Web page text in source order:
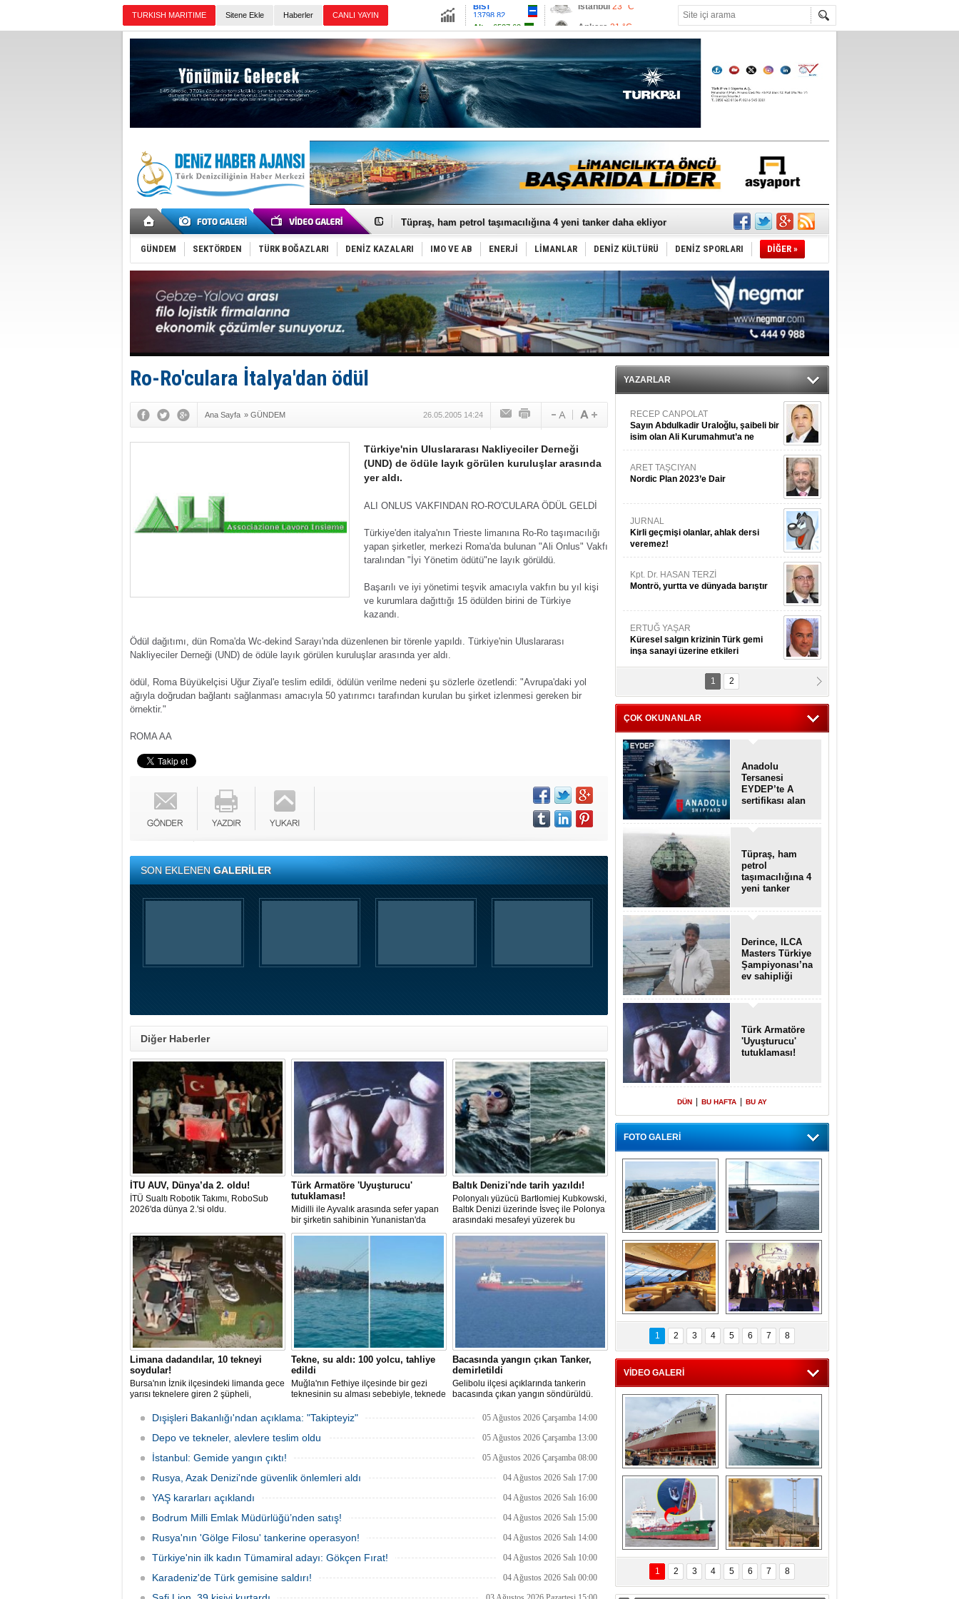
TURKISH MARITIME Sitene Ekle Haberler CANLI YAYIN
Altın6527.62
Euro54.9897 Antalya25 °C
Muğla 24 °C
Çanakkale 22 °C
Anadolu Tersanesi EYDEP’te A sertifikası alan ilk tersane oldu
Tüpraş, ham petrol taşımacılığına 4 yeni tanker daha ekliyor
İTU AUV, Dünya’da 2. oldu!
LNG taşımacılığında maliyetler katlandı
PROYAD, yat mürettebatı için yurt dışı harcı için düzenleme istiyor
Türkiye-Irak enerji hattında yeni dönem başlıyor
Türk Armatöre 'Uyuşturucu' tutuklaması!
Deniz turizminde yeni ‘Ceza Rejimi’!
DÖDER, 28. Dönem Yönetim Kurulu Başkanını seçti!
Fairline, Türkiye’de ‘SoleMarin’i seçti
Baltık Denizi'nde tarih yazıldı!
Runit kubbesi okyanusun derinliklerinde halkı tehdit ediyor
GÜNDEM SEKTÖRDEN TÜRK BOĞAZLARI DENİZ KAZALARI IMO VE AB ENERJİ LİMANLAR DENİZ KÜLTÜRÜ DENİZ SPORLARI DİĞER »
Ro-Ro'culara İtalya'dan ödül
Ana Sayfa » GÜNDEM 26.05.2005 14:24
Türkiye'nin Uluslararası Nakliyeciler Derneği
(UND) de ödüle layık görülen kuruluşlar arasında
yer aldı.
ALI ONLUS VAKFINDAN RO-RO'CULARA ÖDÜL GELDİ
Türkiye'den italya'nın Trieste limanına Ro-Ro taşımacılığı
yapan şirketler, merkezi Roma'da bulunan "Ali Onlus" Vakfı
taralından "İyi Yönetim ödütü"ne layık görüldü.
Başarılı ve iyi yönetimi teşvik amacıyla vakfın bu yıl kişi
ve kurumlara dağıttığı 15 ödülden birini de Türkiye
kazandı.
Ödül dağıtımı, dün Roma'da Wc-dekind Sarayı'nda düzenlenen bir törenle yapıldı. Türkiye'nin Uluslararası
Nakliyeciler Derneği (UND) de ödüle layık görülen kuruluşlar arasında yer aldı.
ödül, Roma Büyükelçisi Uğur Ziyal'e teslim edildi, ödülün verilme nedeni şu sözlerle özetlendi: "Avrupa'daki yol
ağıyla doğrudan bağlantı sağlanması amacıyla 50 yatırımcı tarafından kurulan bu şirket izlenmesi gereken bir
örnektir."
ROMA AA
SON EKLENENGALERİLER
Diğer Haberler
İTU AUV, Dünya’da 2. oldu!
İTÜ Sualtı Robotik Takımı, RoboSub
2026'da dünya 2.'si oldu.
Türk Armatöre 'Uyuşturucu'
tutuklaması!
Midilli ile Ayvalık arasında sefer yapan
bir şirketin sahibinin Yunanistan'da
tutuklandığı bildirildi.
Baltık Denizi'nde tarih yazıldı!
Polonyalı yüzücü Bartłomiej Kubkowski,
Baltık Denizi üzerinde İsveç ile Polonya
arasındaki mesafeyi yüzerek bu
başarının ilk örneği olarak tarihe geçti.
Limana dadandılar, 10 tekneyi
soydular!
Bursa'nın İznik ilçesindeki limanda gece
yarısı teknelere giren 2 şüpheli,
çaldı. Olay, güvenlik kameralarına
yansıdı, tekne sahiplerinin ihbarıyla
jandarma inceleme başlattı.
Tekne, su aldı: 100 yolcu, tahliye
edildi
Muğla'nın Fethiye ilçesinde bir gezi
teknesinin su alması sebebiyle, teknede
teknenin batmaması için bölgede
kurtarma çalışması başlatıldı.
Bacasında yangın çıkan Tanker,
demirletildi
Gelibolu ilçesi açıklarında tankerin
bacasında çıkan yangın söndürüldü.
Sahası'na demirletildi.
Dışişleri Bakanlığı'ndan açıklama: "Takipteyiz" 05 Ağustos 2026 Çarşamba 14:00
Depo ve tekneler, alevlere teslim oldu 05 Ağustos 2026 Çarşamba 13:00
İstanbul: Gemide yangın çıktı! 05 Ağustos 2026 Çarşamba 08:00
Rusya, Azak Denizi'nde güvenlik önlemleri aldı 04 Ağustos 2026 Salı 17:00
YAŞ kararları açıklandı 04 Ağustos 2026 Salı 16:00
Bodrum Milli Emlak Müdürlüğü’nden satış! 04 Ağustos 2026 Salı 15:00
Rusya'nın 'Gölge Filosu' tankerine operasyon! 04 Ağustos 2026 Salı 14:00
Türkiye'nin ilk kadın Tümamiral adayı: Gökçen Fırat! 04 Ağustos 2026 Salı 10:00
Karadeniz'de Türk gemisine saldırı! 04 Ağustos 2026 Salı 00:00
YAZARLAR
RECEP CANPOLAT
Sayın Abdulkadir Uraloğlu, şaibeli bir
isim olan Ali Kurumahmut’a ne
danışıyorsunuz?
ARET TAŞCIYAN
Nordic Plan 2023’e Dair
JURNAL
Kirli geçmişi olanlar, ahlak dersi
veremez!
Kpt. Dr. HASAN TERZİ
Montrö, yurtta ve dünyada barıştır
ERTUĞ YAŞAR
Küresel salgın krizinin Türk gemi
inşa sanayi üzerine etkileri
Kpt. MESUT AZMİ GÖKSOY
ithafen...
1 2
ÇOK OKUNANLAR
Anadolu
Tersanesi
EYDEP’te A
sertifikası alan
Tüpraş, ham
petrol
taşımacılığına 4
yeni tanker
Derince, ILCA
Masters Türkiye
Şampiyonası’na
ev sahipliği
Türk Armatöre
'Uyuşturucu'
tutuklaması!
DÜN BU HAFTA BU AY
FOTO GALERİ
“Gemi içinde gemi”
konsepti ile MSC
Splendida
Dünyada tek!
Denizaltı yüzer
havuzu intikal
seyrine başladı
MSC'den 55 milyon
euroluk turizm geliri
müjdesi
5. Bosphorus Ship
Brokers Dinner,
İstanbul’da yapıldı
1 2 3 4 5 6 7 8
VİDEO GALERİ
Çeksan Tersanesi,
Başaran Bayrak
tankerini suya
indirdi
TCG Anadolu,
tersane teknik
seyrini tamamladı
Göçmenlerin
imdadına Türk
sahipli MINA DENIZ
yetişti
Milas’taki yangın
yeniden termik
santrallere doğru
ilerliyor
1 2 3 4 5 6 7 8